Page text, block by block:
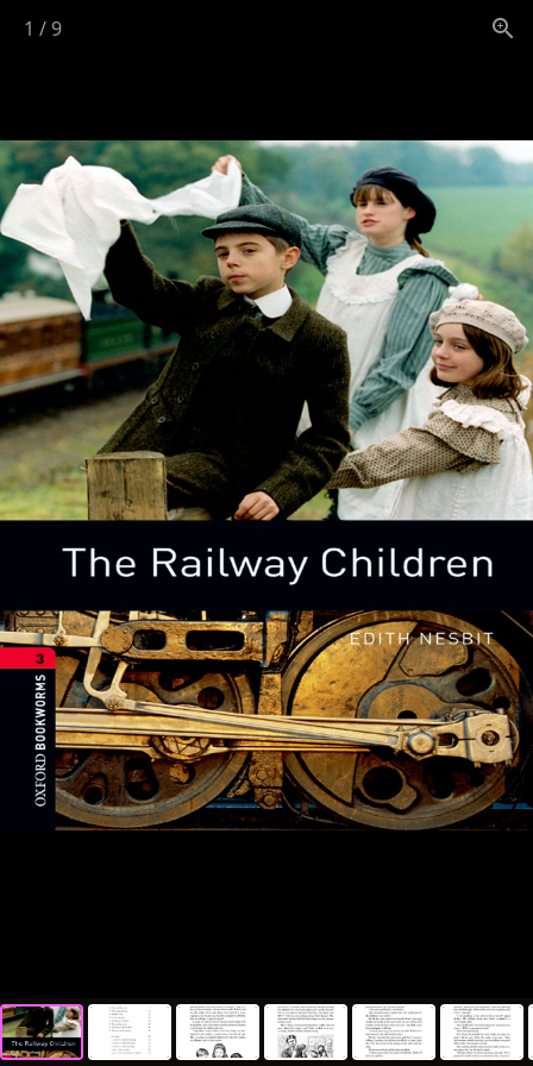
1 /9